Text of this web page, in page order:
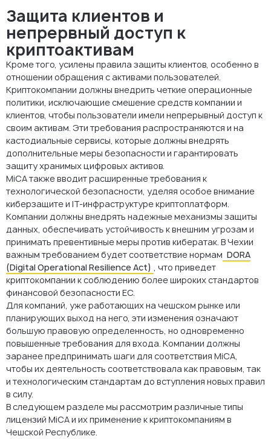
Защита клиентов и
непрервный доступ к
криптоактивам
Кроме того, усилены правила защиты клиентов, особенно в
отношении обращения с активами пользователей.
Криптокомпании должны внедрить четкие операционные
политики, исключающие смешение средств компании и
клиентов, чтобы пользователи имели непрерывный доступ к
своим активам. Эти требования распространяются и на
кастодиальные сервисы, которые должны внедрять
дополнительные меры безопасности и гарантировать
защиту хранимых цифровых активов.
MiCA также вводит расширенные требования к
технологической безопасности, уделяя особое внимание
киберзащите и IT-инфраструктуре криптоплатформ.
Компании должны внедрять надежные механизмы защиты
данных, обеспечивать устойчивость к внешним угрозам и
принимать превентивные меры против кибератак. В Чехии
важным требованием будет соответствие нормам DORA
(Digital Operational Resilience Act) , что приведет
криптокомпании к соблюдению более широких стандартов
финансовой безопасности ЕС.
Для компаний, уже работающих на чешском рынке или
планирующих выход на него, эти изменения означают
большую правовую определенность, но одновременно
повышенные требования для входа. Компании должны
заранее предпринимать шаги для соответствия MiCA,
чтобы их деятельность соответствовала как правовым, так
и технологическим стандартам до вступления новых правил
в силу.
В следующем разделе мы рассмотрим различные типы
лицензий MiCA и их применение к криптокомпаниям в
Чешской Республике.